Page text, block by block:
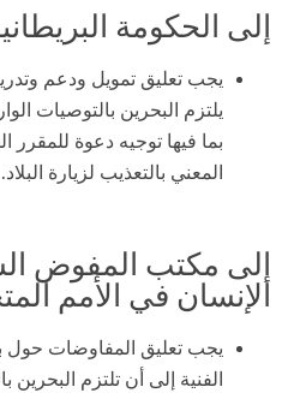
إلى الحكومة
يجب تعليق تمويل ودعم
يلتزم البحرين بالتوصيات
بما فيها توجيه دعوة للمقرر
المعني بالتعذيب لزيارة البلاد.
إلى مكتب المفوض
الإنسان في الأمم
يجب تعليق المفاوضات حول
الفنية إلى أن تلتزم البحرين